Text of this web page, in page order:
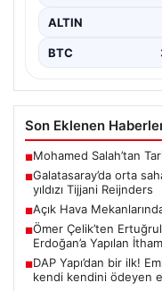
ALTIN
BTC
Son Eklenen
■Mohamed Salah’tan
■Galatasaray’da orta
yıldızı Tijjani Reijnders
■Açık Hava
■Ömer Çelik’ten
Erdoğan’a Yapılan
■DAP Yapı’dan bir ilk!
kendi kendini ödeyen